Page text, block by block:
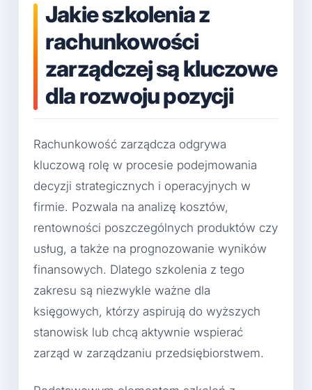
Jakie szkolenia z
rachunkowości
zarządczej są kluczowe
dla rozwoju pozycji
Rachunkowość zarządcza odgrywa
kluczową rolę w procesie podejmowania
decyzji strategicznych i operacyjnych w
firmie. Pozwala na analizę kosztów,
rentowności poszczególnych produktów czy
usług, a także na prognozowanie wyników
finansowych. Dlatego szkolenia z tego
zakresu są niezwykle ważne dla
księgowych, którzy aspirują do wyższych
stanowisk lub chcą aktywnie wspierać
zarząd w zarządzaniu przedsiębiorstwem.